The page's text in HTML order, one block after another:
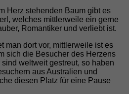
Herz stehenden Baum gibt es
welches mittlerweile ein gerne
Romantiker und verliebt ist.
man dort vor, mittlerweile ist es
sich die Besucher des Herzens
weltweit gestreut, so haben
aus Australien und
diesen Platz für eine Pause